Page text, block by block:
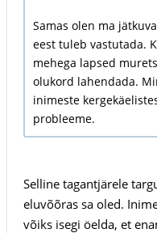
Samas olen ma
eest tuleb vastutada.
mehega lapsed
olukord lahendada.
inimeste
probleeme.
Selline tagantjärele
eluvõõras sa oled.
võiks isegi öelda, et